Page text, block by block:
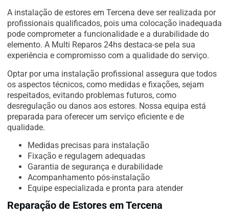
A instalação de estores em Tercena deve ser realizada por
profissionais qualificados, pois uma colocação inadequada
pode comprometer a funcionalidade e a durabilidade do
elemento. A Multi Reparos 24hs destaca-se pela sua
experiência e compromisso com a qualidade do serviço.
Optar por uma instalação profissional assegura que todos
os aspectos técnicos, como medidas e fixações, sejam
respeitados, evitando problemas futuros, como
desregulação ou danos aos estores. Nossa equipa está
preparada para oferecer um serviço eficiente e de
qualidade.
Medidas precisas para instalação
Fixação e regulagem adequadas
Garantia de segurança e durabilidade
Acompanhamento pós-instalação
Equipe especializada e pronta para atender
Reparação de Estores em Tercena